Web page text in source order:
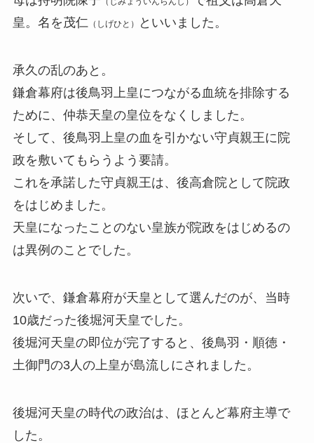
皇。名を茂仁（しげひと） といいました。
承久の乱のあと。
鎌倉幕府は後鳥羽上皇につながる血統を排除する
ために、仲恭天皇の皇位をなくしました。
そして、後鳥羽上皇の血を引かない守貞親王に院
政を敷いてもらうよう要請。
これを承諾した守貞親王は、後高倉院として院政
をはじめました。
天皇になったことのない皇族が院政をはじめるの
は異例のことでした。
次いで、鎌倉幕府が天皇として選んだのが、当時
10歳だった後堀河天皇でした。
後堀河天皇の即位が完了すると、後鳥羽・順徳・
土御門の3人の上皇が島流しにされました。
後堀河天皇の時代の政治は、ほとんど幕府主導で
した。